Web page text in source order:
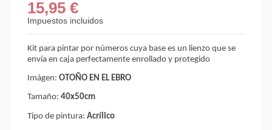
15,95 €
Impuestos incluidos
Kit para pintar por números cuya base es un lienzo que se
envía en caja perfectamente enrollado y protegido
Imágen: OTOÑO EN EL EBRO
Tamaño: 40x50cm
Tipo de pintura: Acrílico